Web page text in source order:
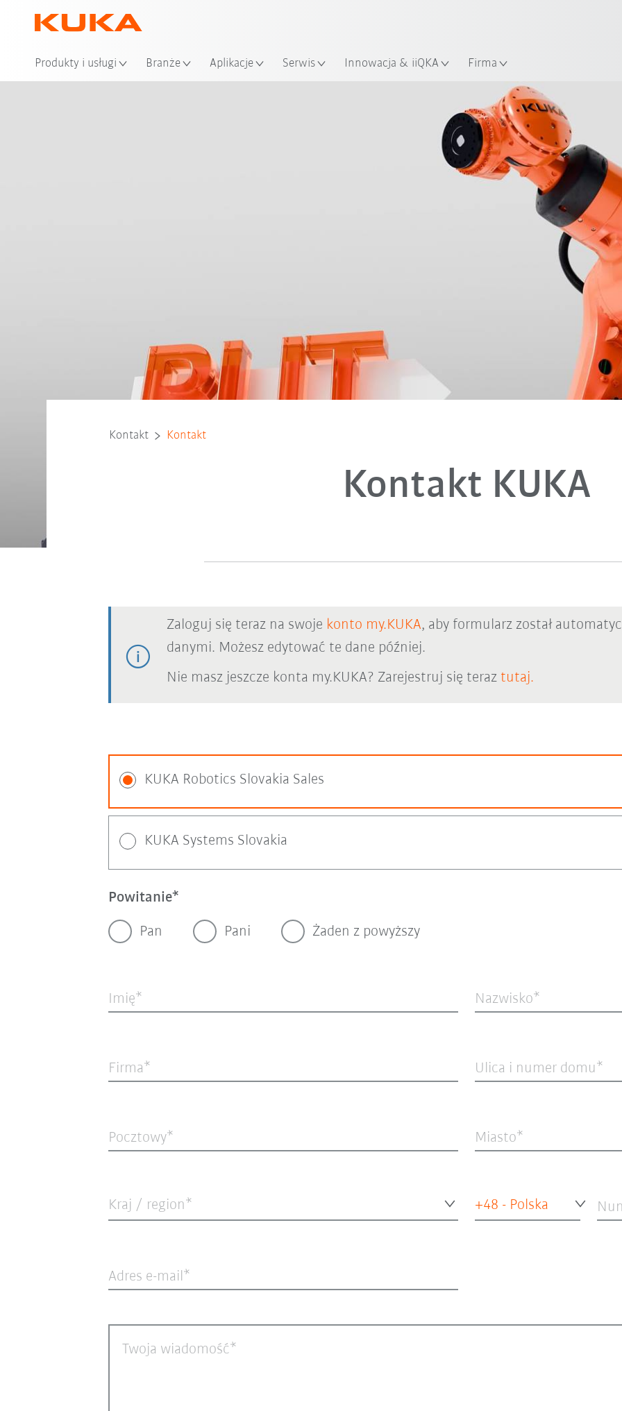
Produkty i usługi Branże Aplikacje Serwis Innowacja & iiQKA Firma
Kontakt Kontakt
Kontakt KUKA
Zaloguj się teraz na swoje konto my.KUKA, aby formularz został
danymi. Możesz edytować te dane później.
Nie masz jeszcze konta my.KUKA? Zarejestruj się teraz tutaj.
KUKA Robotics Slovakia Sales
KUKA Systems Slovakia
Powitanie
Pan Pani Żaden z powyższy
Imię Nazwisko
Firma Ulica i numer domu
Pocztowy Miasto
Kraj / region* +48 - Polska
Adres e-mail
Twoja wiadomość